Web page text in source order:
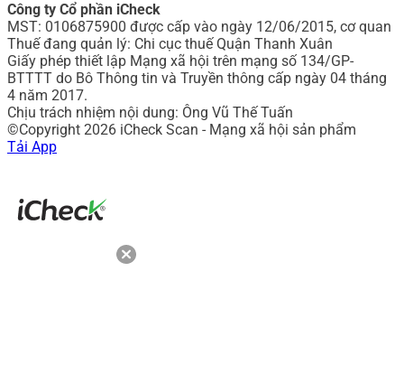
Công ty Cổ phần iCheck
MST: 0106875900 được cấp vào ngày 12/06/2015, cơ quan
Thuế đang quản lý: Chi cục thuế Quận Thanh Xuân
Giấy phép thiết lập Mạng xã hội trên mạng số 134/GP-
BTTTT do Bô Thông tin và Truyền thông cấp ngày 04 tháng
4 năm 2017.
Chịu trách nhiệm nội dung: Ông Vũ Thế Tuấn
©Copyright 2026 iCheck Scan - Mạng xã hội sản phẩm
Tải App